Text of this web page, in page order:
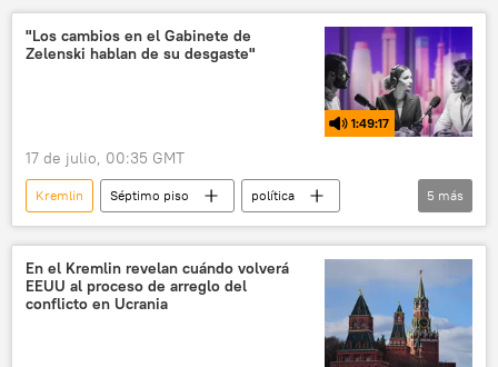
Marco Rubio
Dmitri Peskov
"Los cambios en el Gabinete de
Zelenski hablan de su desgaste"
1:49:17
17 de julio, 00:35 GMT
Kremlin Séptimo piso
política
Volodímir Zelenski
Unión Europea (UE)
Ucrania
Grecia Rusia
5 más
En el Kremlin revelan cuándo volverá
EEUU al proceso de arreglo del
conflicto en Ucrania